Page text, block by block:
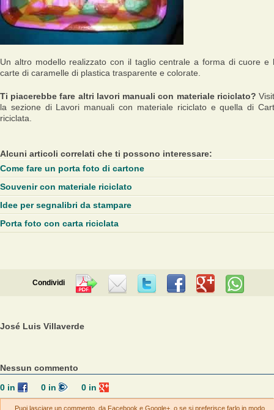
Un altro modello realizzato con il taglio centrale a forma di cuore e
carte di caramelle di plastica trasparente e colorate.
Ti piacerebbe fare altri lavori manuali con materiale riciclato?
la sezione di Lavori manuali con materiale riciclato e quella di
riciclata.
Alcuni articoli correlati che ti possono interessare:
Come fare un porta foto di cartone
Souvenir con materiale riciclato
Idee per segnalibri da stampare
Porta foto con carta riciclata
Condividi
José Luis Villaverde
Nessun commento
0in 0in 0 in
Puoi lasciare un commento, da Facebook e Google+, o se si preferisce farlo in modo